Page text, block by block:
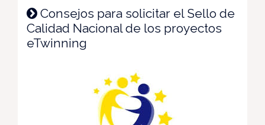
Consejos para solicitar el Sello de
Calidad Nacional de los proyectos
eTwinning